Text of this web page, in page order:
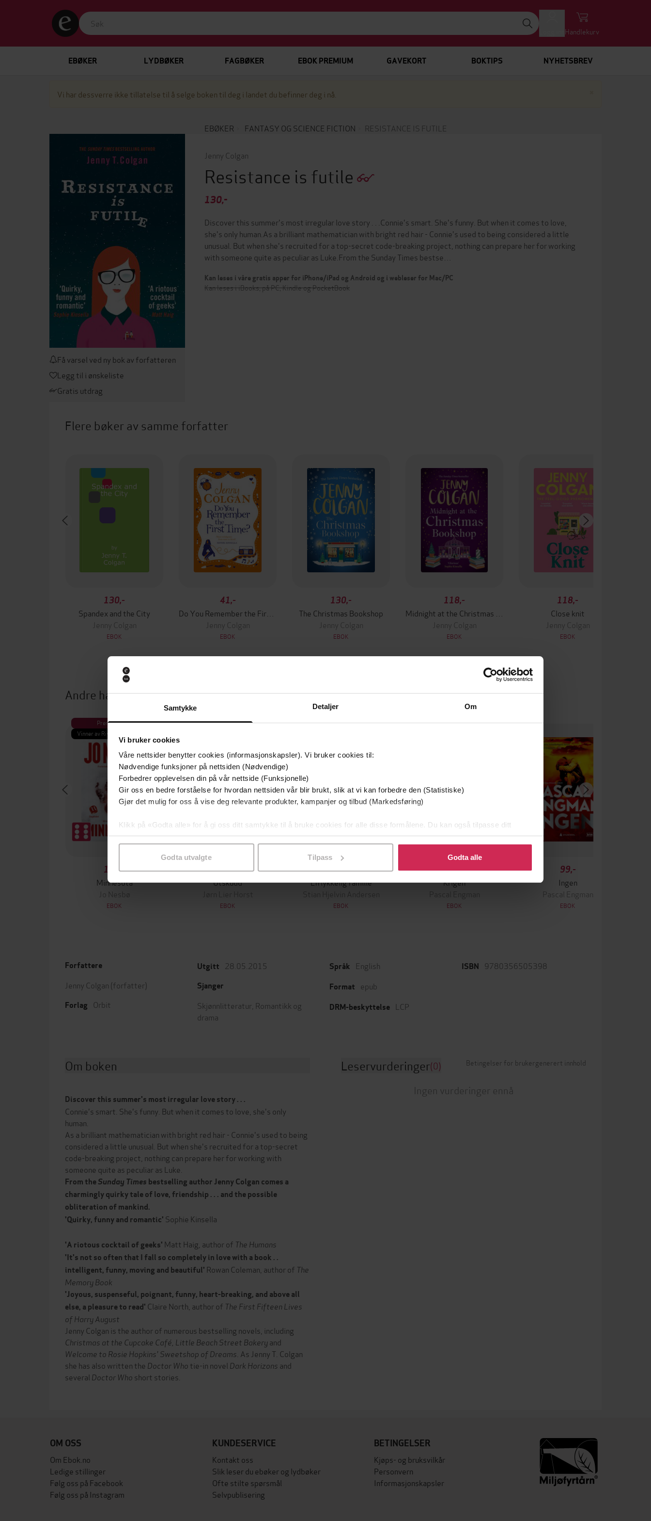
Samtykke Detaljer Om
Vi bruker cookies
Våre nettsider benytter cookies (informasjonskapsler). Vi bruker cookies til:
Nødvendige funksjoner på nettsiden (Nødvendige)
Forbedrer opplevelsen din på vår nettside (Funksjonelle)
Gir oss en bedre forståelse for hvordan nettsiden vår blir brukt, slik at vi kan forbedre den (Statistiske)
Gjør det mulig for oss å vise deg relevante produkter, kampanjer og tilbud (Markedsføring)
Klikk på «Godta alle» for å gi oss ditt samtykke til å bruke cookies for alle disse formålene. Du kan også tilpasse ditt
samtykke til spesifikke formål ved å klikke på «Tilpass». Du kan når som helst trekke tilbake eller endre ditt samtykke.
Godta utvalgte Tilpass Godta alle
Handlekurv
EBØKER LYDBØKER FAGBØKER EBOK PREMIUM GAVEKORT BOKTIPS NYHETSBREV
Vi har dessverre ikke tillatelse til å selge boken til deg i landet du befinner deg i nå.
EBØKER FANTASY OG SCIENCE FICTION RESISTANCE IS FUTILE
Få varsel ved ny bok av forfatteren
Legg til i ønskeliste
Gratis utdrag
Jenny Colgan
Resistance is futile
130,-
Discover this summer's most irregular love story . . .Connie's smart. She's funny. But when it comes to love,
she's only human.As a brilliant mathematician with bright red hair - Connie's used to being considered a little
unusual. But when she's recruited for a top-secret code-breaking project, nothing can prepare her for working
with someone quite as peculiar as Luke.From the Sunday Times bestse…
Kan leses i våre gratis apper for iPhone/iPad og Android og i webleser for Mac/PC
Kan leses i iBooks, på PC, Kindle og PocketBook
Flere bøker av samme forfatter
130,-
Spandex and the City
Jenny Colgan
EBOK
41,-
Jenny Colgan
EBOK
130,-
The Christmas Bookshop
Jenny Colgan
EBOK
118,-
Jenny Colgan
EBOK
118,-
Close knit
Jenny Colgan
EBOK
Andre har også kjøpt
Premium
Vinner av Rivertonprisen
129,-
Minnesota
Jo Nesbø
EBOK
Premium
129,-
Utskudd
EBOK
Premium
79,-
En lykkelig familie
EBOK
349,-
Krigen
EBOK
99,-
Ingen
Pascal Engman
EBOK
Forfattere
Jenny Colgan (forfatter)
Forlag Orbit
Utgitt 28.05.2015
Sjanger
Skjønnlitteratur Romantikk og
drama
Språk English
Format epub
DRM-beskyttelse LCP
ISBN 9780356505398
Om boken
Discover this summer's most irregular love story . . .
Connie's smart. She's funny. But when it comes to love, she's only
human.
As a brilliant mathematician with bright red hair - Connie's used to being
considered a little unusual. But when she's recruited for a top-secret
code-breaking project, nothing can prepare her for working with
someone quite as peculiar as Luke.
From theSunday Times bestselling author Jenny Colgan comes a
charmingly quirky tale of love, friendship . . . and the possible
obliteration of mankind.
'Quirky, funny and romantic' Sophie Kinsella
'A riotous cocktail of geeks' Matt Haig, author of The Humans
'It's not so often that I fall so completely in love with a book . .
intelligent, funny, moving and beautiful' Rowan Coleman, author of The
Memory Book
'Joyous, suspenseful, poignant, funny, heart-breaking, and above all
else, a pleasure to read' Claire North, author of The First Fifteen Lives
of Harry August
Jenny Colgan is the author of numerous bestselling novels, including
Christmas at the Cupcake Café, Little Beach Street Bakeryand
Welcome to Rosie Hopkins' Sweetshop of Dreams . As Jenny T. Colgan
she has also written the Doctor Who tie-in novel Dark Horizons and
several Doctor Who short stories.
Leservurderinger(0) Betingelser for brukergenerert innhold
Ingen vurderinger ennå
OM OSS
Om Ebok.no
Ledige stillinger
Følg oss på Facebook
Følg oss på Instagram
KUNDESERVICE
Kontakt oss
Slik leser du ebøker og lydbøker
Ofte stilte spørsmål
Selvpublisering
BETINGELSER
Kjøps- og bruksvilkår
Personvern
Informasjonskapsler